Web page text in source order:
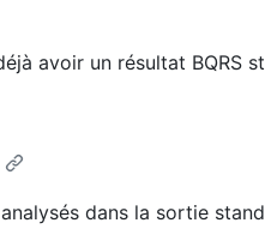
avoir un résultat BQRS
dans la sortie